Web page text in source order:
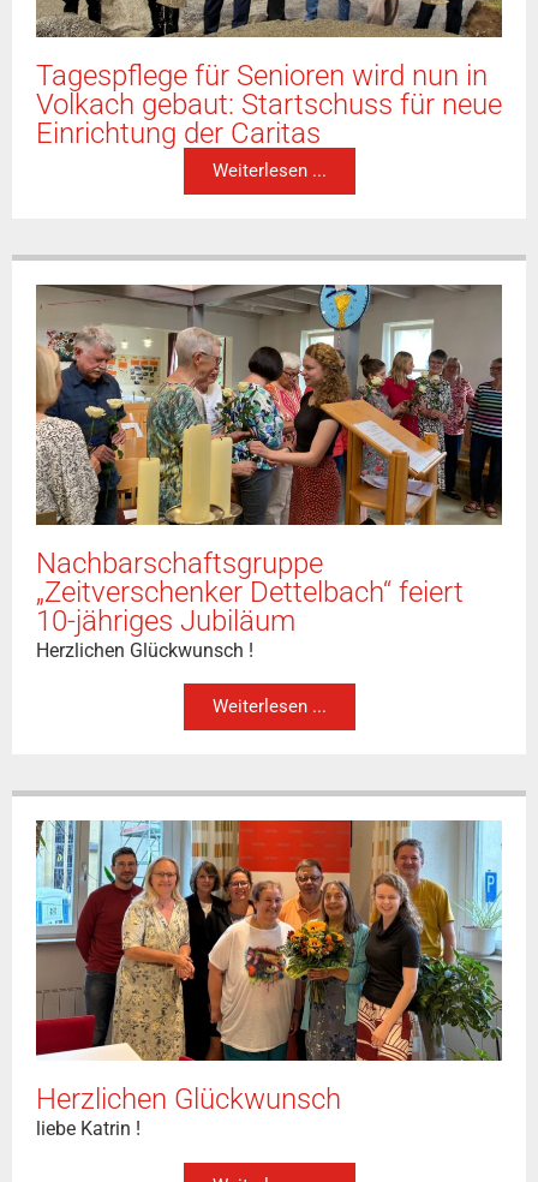
Tagespflege für Senioren wird nun in
Volkach gebaut: Startschuss für neue
Einrichtung der Caritas
Weiterlesen ...
Nachbarschaftsgruppe
„Zeitverschenker Dettelbach“ feiert
10-jähriges Jubiläum
Herzlichen Glückwunsch !
Weiterlesen ...
Herzlichen Glückwunsch
liebe Katrin !